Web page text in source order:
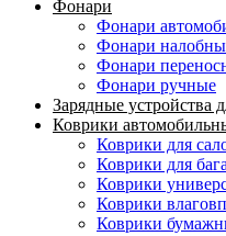
Фонари
Фонари
Фонари
Фонари
Фонари ручные
Зарядные устройства
Коврики
Коврики для
Коврики для
Коврики
Коврики
Коврики